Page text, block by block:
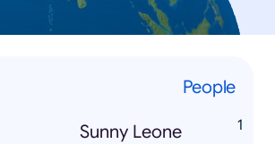
People
Sunny Leone